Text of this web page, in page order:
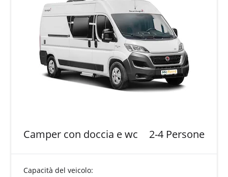
Camper con doccia e wc 2-4 Persone
Capacità del veicolo: